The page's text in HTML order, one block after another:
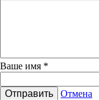
Ваше имя *
Отправить Отмена